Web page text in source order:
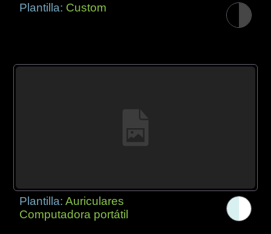
Plantilla: Custom
Plantilla:Auriculares
Computadora portátil